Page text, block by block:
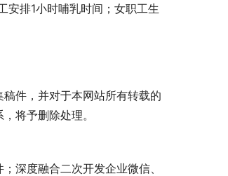
安排1小时哺乳时间；女职工生
件，并对于本网站所有转载的
将予删除处理。
深度融合二次开发企业微信、